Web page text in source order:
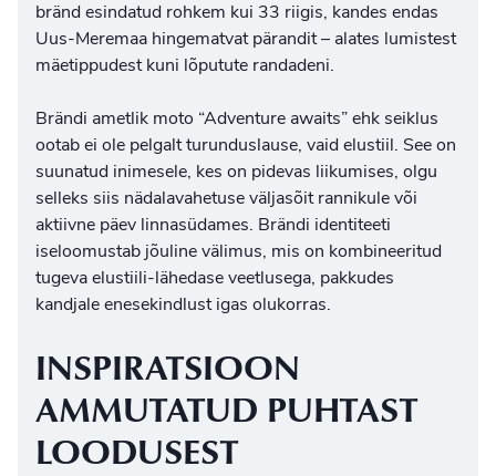
bränd esindatud rohkem kui 33 riigis, kandes endas
Uus-Meremaa hingematvat pärandit – alates lumistest
mäetippudest kuni lõputute randadeni.
Brändi ametlik moto “Adventure awaits” ehk seiklus
ootab ei ole pelgalt turunduslause, vaid elustiil. See on
suunatud inimesele, kes on pidevas liikumises, olgu
selleks siis nädalavahetuse väljasõit rannikule või
aktiivne päev linnasüdames. Brändi identiteeti
iseloomustab jõuline välimus, mis on kombineeritud
tugeva elustiili-lähedase veetlusega, pakkudes
kandjale enesekindlust igas olukorras.
INSPIRATSIOON
AMMUTATUD PUHTAST
LOODUSEST